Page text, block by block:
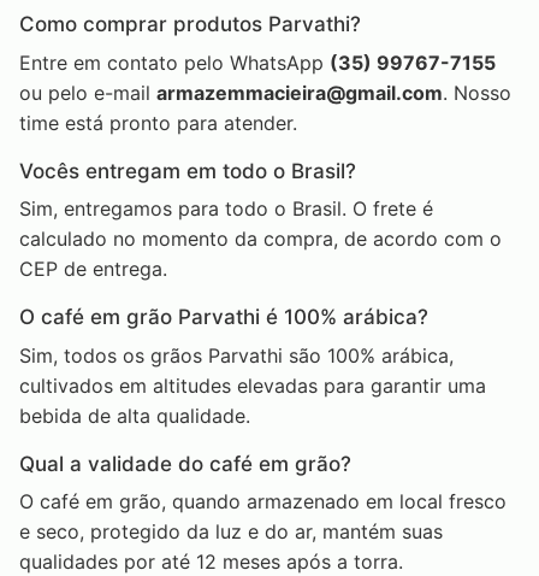
Como comprar produtos Parvathi?
Entre em contato pelo WhatsApp (35) 99767-7155
ou pelo e-mail armazemmacieira@gmail.com. Nosso
time está pronto para atender.
Vocês entregam em todo o Brasil?
Sim, entregamos para todo o Brasil. O frete é
calculado no momento da compra, de acordo com o
CEP de entrega.
O café em grão Parvathi é 100% arábica?
Sim, todos os grãos Parvathi são 100% arábica,
cultivados em altitudes elevadas para garantir uma
bebida de alta qualidade.
Qual a validade do café em grão?
O café em grão, quando armazenado em local fresco
e seco, protegido da luz e do ar, mantém suas
qualidades por até 12 meses após a torra.